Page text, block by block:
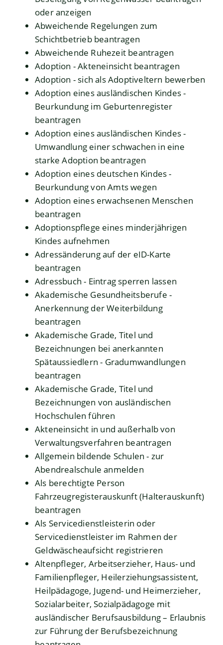
oder anzeigen
Abweichende Regelungen zum
Schichtbetrieb beantragen
Abweichende Ruhezeit beantragen
Adoption - Akteneinsicht beantragen
Adoption - sich als Adoptiveltern bewerben
Adoption eines ausländischen Kindes -
Beurkundung im Geburtenregister
beantragen
Adoption eines ausländischen Kindes -
Umwandlung einer schwachen in eine
starke Adoption beantragen
Adoption eines deutschen Kindes -
Beurkundung von Amts wegen
Adoption eines erwachsenen Menschen
beantragen
Adoptionspflege eines minderjährigen
Kindes aufnehmen
Adressänderung auf der eID-Karte
beantragen
Adressbuch - Eintrag sperren lassen
Akademische Gesundheitsberufe -
Anerkennung der Weiterbildung
beantragen
Akademische Grade, Titel und
Bezeichnungen bei anerkannten
Spätaussiedlern - Gradumwandlungen
beantragen
Akademische Grade, Titel und
Bezeichnungen von ausländischen
Hochschulen führen
Akteneinsicht in und außerhalb von
Verwaltungsverfahren beantragen
Allgemein bildende Schulen - zur
Abendrealschule anmelden
Als berechtigte Person
Fahrzeugregisterauskunft (Halterauskunft)
beantragen
Als Servicedienstleisterin oder
Servicedienstleister im Rahmen der
Geldwäscheaufsicht registrieren
Altenpfleger, Arbeitserzieher, Haus- und
Familienpfleger, Heilerziehungsassistent,
Heilpädagoge, Jugend- und Heimerzieher,
Sozialarbeiter, Sozialpädagoge mit
ausländischer Berufsausbildung – Erlaubnis
zur Führung der Berufsbezeichnung